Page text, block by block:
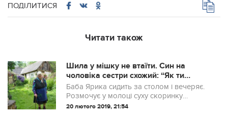
ПОДІЛИТИСЯ
Читати також
Шила у мішку не втаїти. Син на
чоловіка сестри схожий: “Як ти
могла, Яринко, вкрасти мого
чоловіка? Влізти, мов гaдина у мою
сім’ю?”
Баба Ярика сидить за столом і вечеряє.
Розмочує у молоці суху скоринку
позавчорашнього хліба: купленого
20 лютого 2019, 21:54